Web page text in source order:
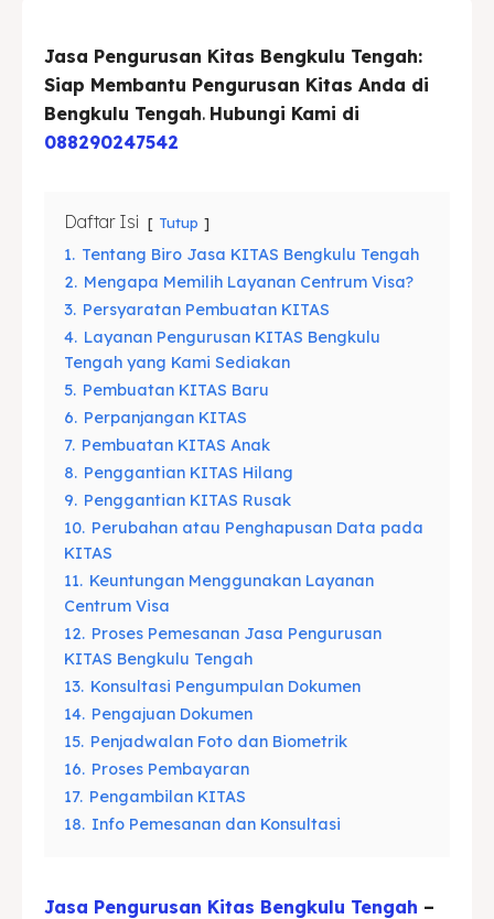
Blog
Blog
Jasa Pengurusan Kitas Bengkulu Tengah:
Siap Membantu Pengurusan Kitas Anda di
Bengkulu Tengah. Hubungi Kami di
088290247542
Daftar Isi Tutup
1. Tentang Biro Jasa KITAS Bengkulu Tengah
2. Mengapa Memilih Layanan Centrum Visa?
3. Persyaratan Pembuatan KITAS
4. Layanan Pengurusan KITAS Bengkulu
Tengah yang Kami Sediakan
5. Pembuatan KITAS Baru
6. Perpanjangan KITAS
7. Pembuatan KITAS Anak
8. Penggantian KITAS Hilang
9. Penggantian KITAS Rusak
10. Perubahan atau Penghapusan Data pada
KITAS
11. Keuntungan Menggunakan Layanan
Centrum Visa
12. Proses Pemesanan Jasa Pengurusan
KITAS Bengkulu Tengah
13. Konsultasi Pengumpulan Dokumen
14. Pengajuan Dokumen
15. Penjadwalan Foto dan Biometrik
16. Proses Pembayaran
17. Pengambilan KITAS
18. Info Pemesanan dan Konsultasi
Jasa Pengurusan Kitas Bengkulu Tengah –